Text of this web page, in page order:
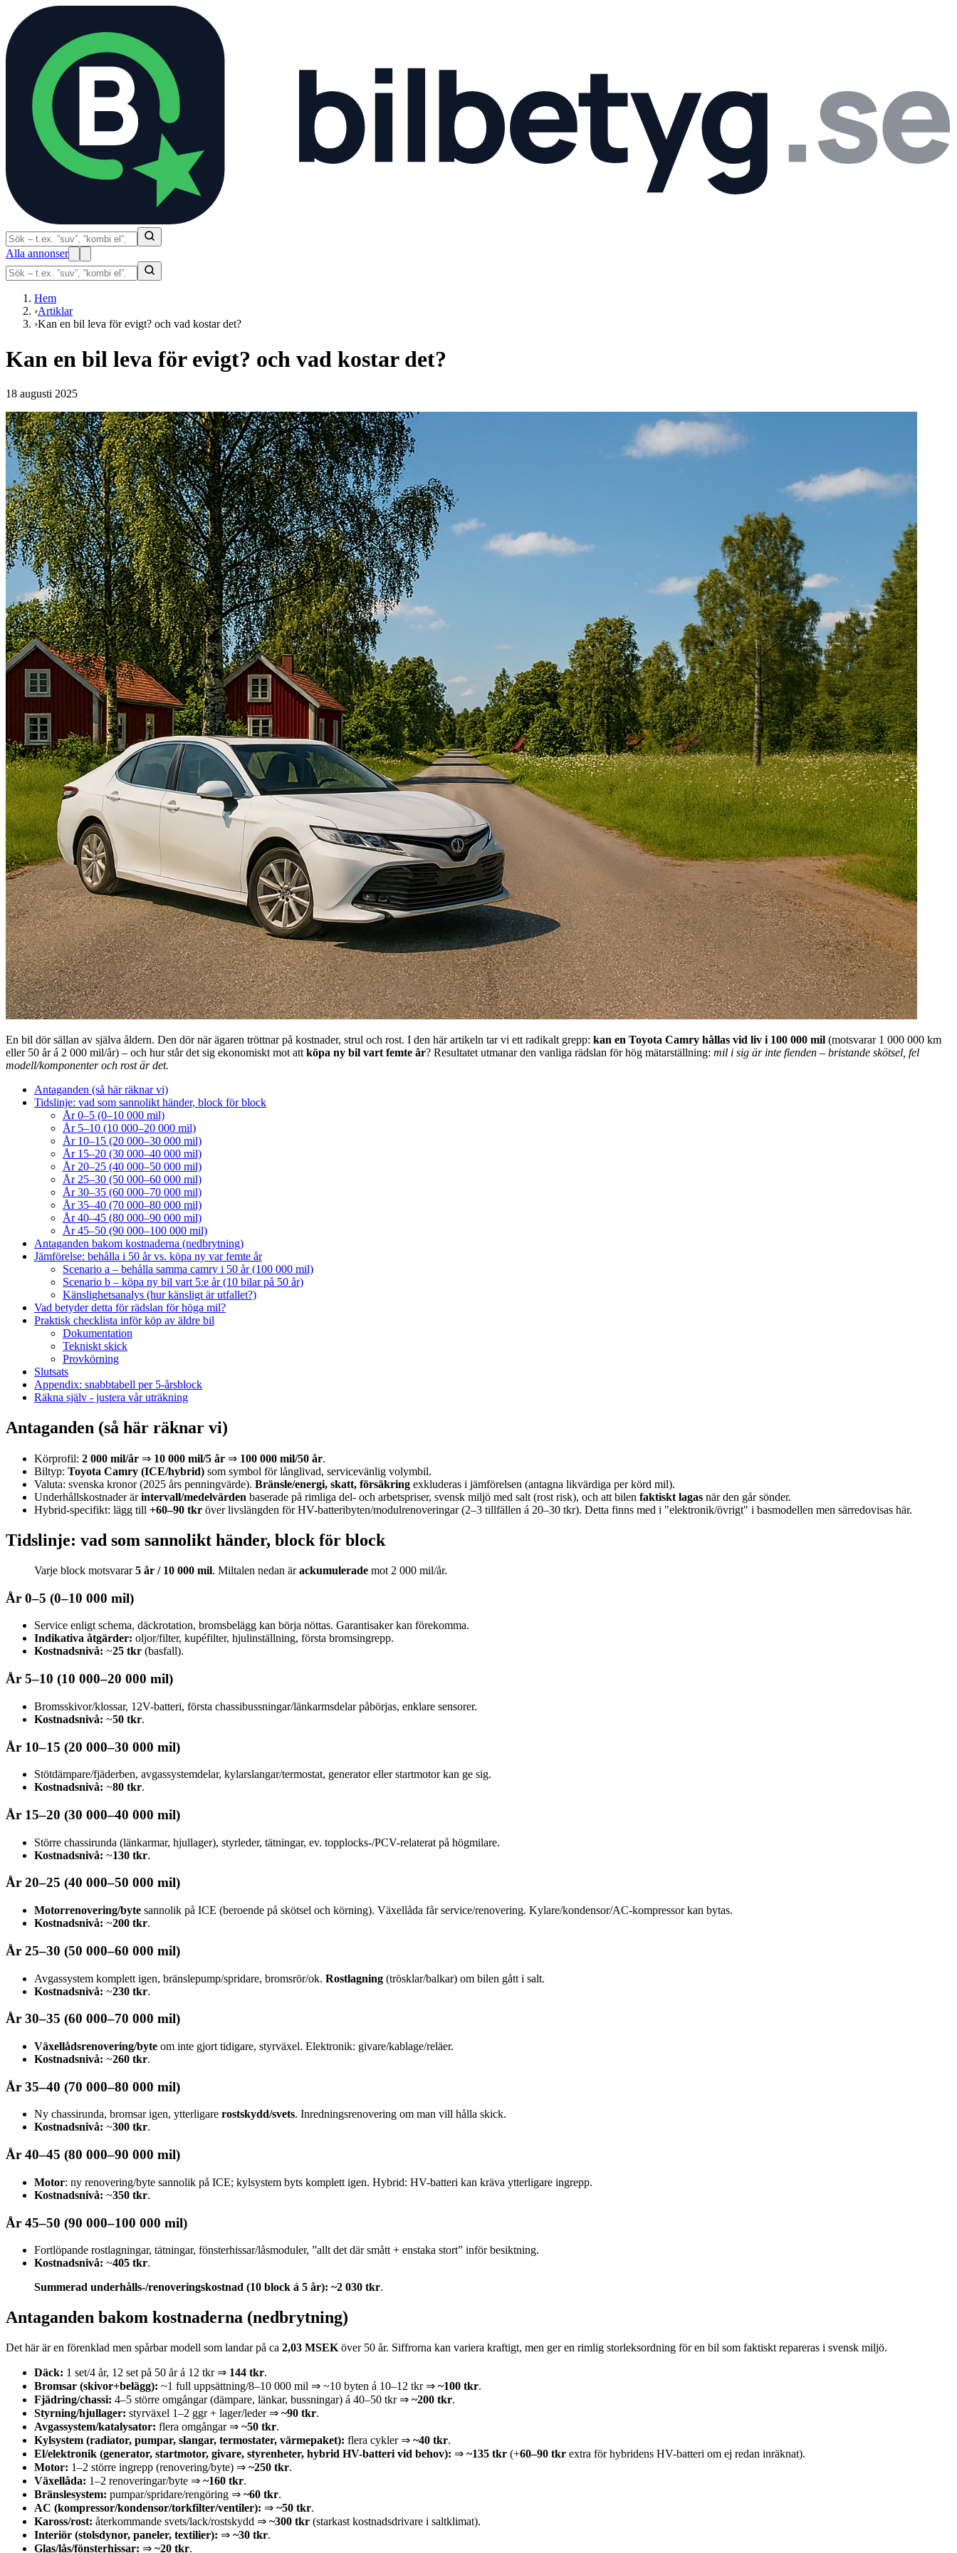
Alla annonser
Hem
›Artiklar
›Kan en bil leva för evigt? och vad kostar det?
Kan en bil leva för evigt? och vad kostar det?
18 augusti 2025
En bil dör sällan av själva åldern. Den dör när ägaren tröttnar på kostnader, strul och rost. I den här artikeln tar vi ett radikalt grepp: kan en Toyota Camry hållas vid liv i 100 000 mil (motsvarar 1 000 000 km
eller 50 år á 2 000 mil/år) – och hur står det sig ekonomiskt mot att köpa ny bil vart femte år? Resultatet utmanar den vanliga rädslan för hög mätarställning: mil i sig är inte fienden – bristande skötsel, fel
modell/komponenter och rost är det.
Antaganden (så här räknar vi)
Tidslinje: vad som sannolikt händer, block för block
År 0–5 (0–10 000 mil)
År 5–10 (10 000–20 000 mil)
År 10–15 (20 000–30 000 mil)
År 15–20 (30 000–40 000 mil)
År 20–25 (40 000–50 000 mil)
År 25–30 (50 000–60 000 mil)
År 30–35 (60 000–70 000 mil)
År 35–40 (70 000–80 000 mil)
År 40–45 (80 000–90 000 mil)
År 45–50 (90 000–100 000 mil)
Antaganden bakom kostnaderna (nedbrytning)
Jämförelse: behålla i 50 år vs. köpa ny var femte år
Scenario a – behålla samma camry i 50 år (100 000 mil)
Scenario b – köpa ny bil vart 5:e år (10 bilar på 50 år)
Känslighetsanalys (hur känsligt är utfallet?)
Vad betyder detta för rädslan för höga mil?
Praktisk checklista inför köp av äldre bil
Dokumentation
Tekniskt skick
Provkörning
Slutsats
Appendix: snabbtabell per 5-årsblock
Räkna själv - justera vår uträkning
Antaganden (så här räknar vi)
Körprofil: 2 000 mil/år ⇒ 10 000 mil/5 år ⇒ 100 000 mil/50 år.
Biltyp: Toyota Camry (ICE/hybrid) som symbol för långlivad, servicevänlig volymbil.
Valuta: svenska kronor (2025 års penningvärde). Bränsle/energi, skatt, försäkring exkluderas i jämförelsen (antagna likvärdiga per körd mil).
Underhållskostnader ärintervall/medelvärden baserade på rimliga del- och arbetspriser, svensk miljö med salt (rost risk), och att bilen faktiskt lagas när den går sönder.
Hybrid-specifikt: lägg till +60–90 tkr över livslängden för HV-batteribyten/modulrenoveringar (2–3 tillfällen á 20–30 tkr). Detta finns med i "elektronik/övrigt" i basmodellen men särredovisas här.
Tidslinje: vad som sannolikt händer, block för block
Varje block motsvarar5 år / 10 000 mil. Miltalen nedan ärackumulerade mot 2 000 mil/år.
År 0–5 (0–10 000 mil)
Service enligt schema, däckrotation, bromsbelägg kan börja nöttas. Garantisaker kan förekomma.
Indikativa åtgärder: oljor/filter, kupéfilter, hjulinställning, första bromsingrepp.
Kostnadsnivå: ~25 tkr (basfall).
År 5–10 (10 000–20 000 mil)
Bromsskivor/klossar, 12V-batteri, första chassibussningar/länkarmsdelar påbörjas, enklare sensorer.
Kostnadsnivå: ~50 tkr.
År 10–15 (20 000–30 000 mil)
Stötdämpare/fjäderben, avgassystemdelar, kylarslangar/termostat, generator eller startmotor kan ge sig.
Kostnadsnivå: ~80 tkr.
År 15–20 (30 000–40 000 mil)
Större chassirunda (länkarmar, hjullager), styrleder, tätningar, ev. topplocks-/PCV-relaterat på högmilare.
Kostnadsnivå: ~130 tkr.
År 20–25 (40 000–50 000 mil)
Motorrenovering/byte sannolik på ICE (beroende på skötsel och körning). Växellåda får service/renovering. Kylare/kondensor/AC-kompressor kan bytas.
Kostnadsnivå: ~200 tkr.
År 25–30 (50 000–60 000 mil)
Avgassystem komplett igen, bränslepump/spridare, bromsrör/ok. Rostlagning (trösklar/balkar) om bilen gått i salt.
Kostnadsnivå: ~230 tkr.
År 30–35 (60 000–70 000 mil)
Växellådsrenovering/byte om inte gjort tidigare, styrväxel. Elektronik: givare/kablage/reläer.
Kostnadsnivå: ~260 tkr.
År 35–40 (70 000–80 000 mil)
Ny chassirunda, bromsar igen, ytterligare rostskydd/svets. Inredningsrenovering om man vill hålla skick.
Kostnadsnivå: ~300 tkr.
År 40–45 (80 000–90 000 mil)
Motor: ny renovering/byte sannolik på ICE; kylsystem byts komplett igen. Hybrid: HV-batteri kan kräva ytterligare ingrepp.
Kostnadsnivå: ~350 tkr.
År 45–50 (90 000–100 000 mil)
Fortlöpande rostlagningar, tätningar, fönsterhissar/låsmoduler, ”allt det där smått + enstaka stort” inför besiktning.
Kostnadsnivå: ~405 tkr.
Summerad underhålls-/renoveringskostnad (10 block á 5 år): ~2 030 tkr.
Antaganden bakom kostnaderna (nedbrytning)
Det här är en förenklad men spårbar modell som landar på ca 2,03 MSEK över 50 år. Siffrorna kan variera kraftigt, men ger en rimlig storleksordning för en bil som faktiskt repareras i svensk miljö.
Däck: 1 set/4 år, 12 set på 50 år á 12 tkr ⇒ 144 tkr.
Bromsar (skivor+belägg): ~1 full uppsättning/8–10 000 mil ⇒ ~10 byten á 10–12 tkr ⇒ ~100 tkr.
Fjädring/chassi: 4–5 större omgångar (dämpare, länkar, bussningar) á 40–50 tkr ⇒ ~200 tkr.
Styrning/hjullager: styrväxel 1–2 ggr + lager/leder ⇒ ~90 tkr.
Avgassystem/katalysator: flera omgångar ⇒ ~50 tkr.
Kylsystem (radiator, pumpar, slangar, termostater, värmepaket): flera cykler ⇒ ~40 tkr.
El/elektronik (generator, startmotor, givare, styrenheter, hybrid HV-batteri vid behov): ⇒ ~135 tkr (+60–90 tkr extra för hybridens HV-batteri om ej redan inräknat).
Motor: 1–2 större ingrepp (renovering/byte) ⇒ ~250 tkr.
Växellåda: 1–2 renoveringar/byte ⇒ ~160 tkr.
Bränslesystem: pumpar/spridare/rengöring ⇒ ~60 tkr.
AC (kompressor/kondensor/torkfilter/ventiler): ⇒ ~50 tkr.
Kaross/rost: återkommande svets/lack/rostskydd ⇒ ~300 tkr (starkast kostnadsdrivare i saltklimat).
Interiör (stolsdynor, paneler, textilier): ⇒ ~30 tkr.
Glas/lås/fönsterhissar: ⇒ ~20 tkr.